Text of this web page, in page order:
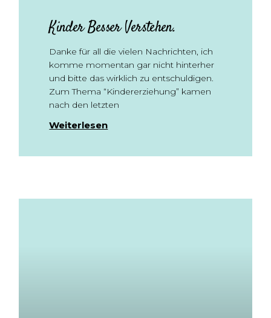
Kinder Besser Verstehen.
Danke für all die vielen Nachrichten, ich
komme momentan gar nicht hinterher
und bitte das wirklich zu entschuldigen.
Zum Thema “Kindererziehung” kamen
nach den letzten
Weiterlesen